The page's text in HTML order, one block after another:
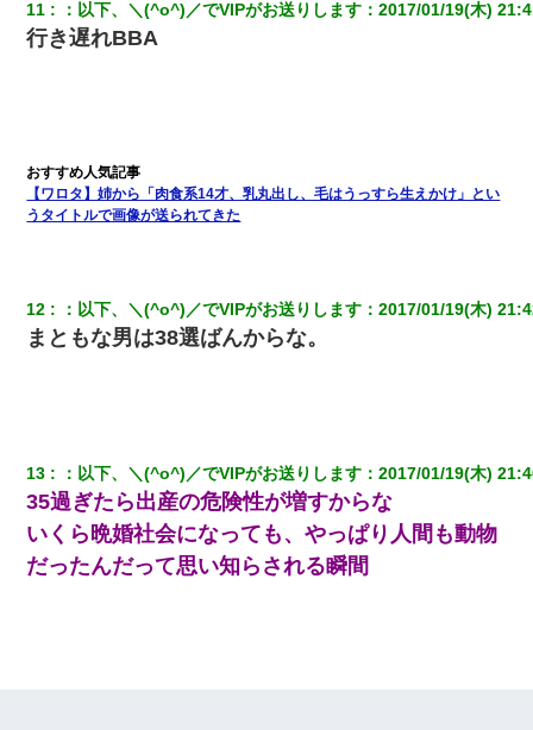
【悲報】お風呂で父親と姉が完全に行為してるんだが...
兄の新しい嫁がやらかしすぎて辛い。当たり前のように実家や姪
の幼稚園に来る
上司「何なの、この書類！！」私「あの‥」上司「今は私が話し
と！」俺「会社にいない？」→次の瞬間、すごい鳥肌が立った
私「結婚やめるわ」 婚約者「え？なんでなんで？」 → 放置した
結果…｜生活｜ワロタあんてな
11 ： 以下、＼(^o^)／でVIPがお送りします ：2017/01/19(木)
行き遅れBBA
【ワロタ】姉から「肉食系14才、乳丸出し、毛はうっすら生えかけ」とい
うタイトルで画像が送られてきた
12 ： 以下、＼(^o^)／でVIPがお送りします ：2017/01/19(木)
まともな男は38選ばんからな。
13 ： 以下、＼(^o^)／でVIPがお送りします ：2017/01/19(木)
35過ぎたら出産の危険性が増すからな
いくら晩婚社会になっても、やっぱり人間も動物
だったんだって思い知らされる瞬間